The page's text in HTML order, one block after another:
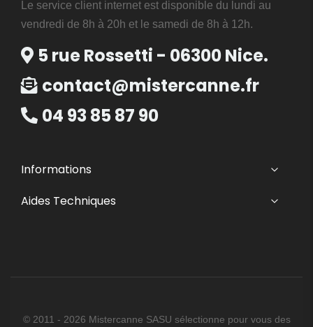
Le service client internet est disponible du lundi au
vendredi de 8h à 20h et le samedi de 8h à 12h.
5 rue Rossetti - 06300 Nice.
contact@mistercanne.fr
04 93 85 87 90
Informations
Aides Techniques
© 2011 - 2026 Mistercanne SASU sélectionne pour vous des